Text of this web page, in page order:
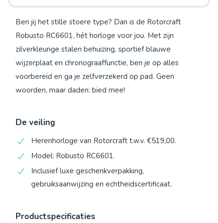
Ben jij het stille stoere type? Dan is de Rotorcraft
Robusto RC6601, hét horloge voor jou. Met zijn
zilverkleurige stalen behuizing, sportief blauwe
wijzerplaat en chronograaffunctie, ben je op alles
voorbereid en ga je zelfverzekerd op pad. Geen
woorden, maar daden: bied mee!
De veiling
Herenhorloge van Rotorcraft t.w.v. €519,00.
Model: Robusto RC6601.
Inclusief luxe geschenkverpakking,
gebruiksaanwijzing en echtheidscertificaat.
Productspecificaties